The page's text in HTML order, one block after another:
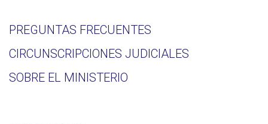
PREGUNTAS FRECUENTES
CIRCUNSCRIPCIONES JUDICIALES
SOBRE EL MINISTERIO